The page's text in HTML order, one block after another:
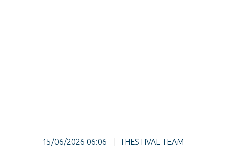
15/06/2026 06:06 THESTIVAL TEAM